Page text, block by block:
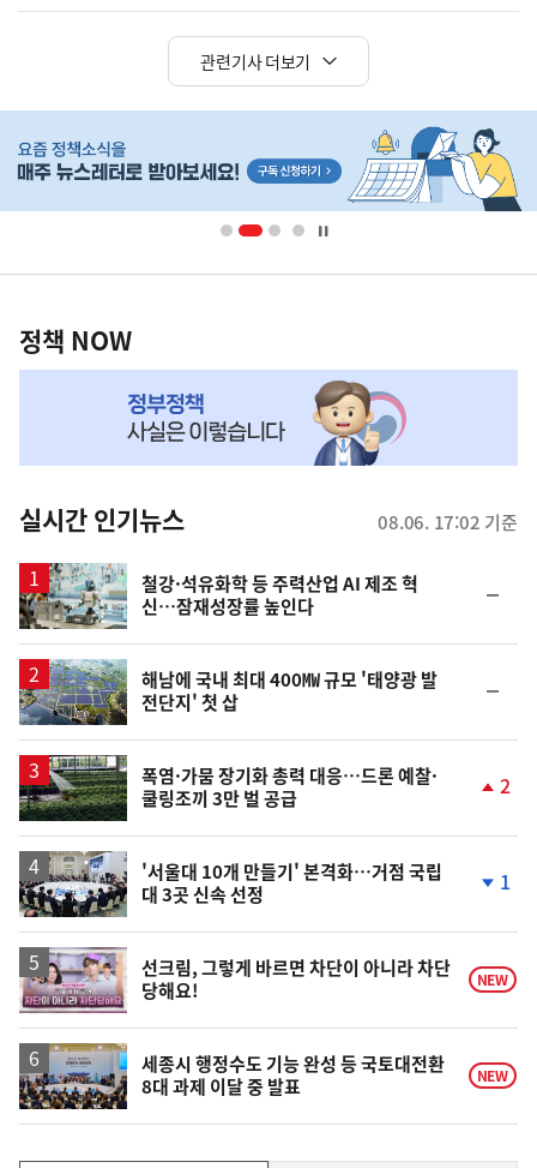
관련기사 더보기
단
영
책
NOW,
뉴
스
정책 NOW
실시간 인기뉴스 08.06. 17:02 기준
철강·석유화학 등 주력산업 AI 제조 혁
신…잠재성장률 높인다
일
해남에 국내 최대 400㎿ 규모 '태양광 발
전단지' 첫 삽
일
폭염·가뭄 장기화 총력 대응…드론 예찰·
쿨링조끼 3만 벌 공급
2
'서울대 10개 만들기' 본격화…거점 국립
대 3곳 신속 선정
락
1
영
상
선크림, 그렇게 바르면 차단이 아니라 차단
당해요!
NEW
세종시 행정수도 기능 완성 등 국토대전환
8대 과제 이달 중 발표
NEW